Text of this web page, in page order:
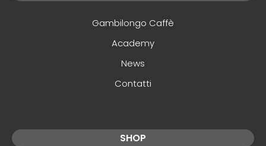
Gambilongo Caffè
Academy
News
Contatti
SHOP